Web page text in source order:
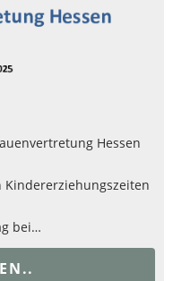
Hessen
Kindererziehungszeiten
bei…